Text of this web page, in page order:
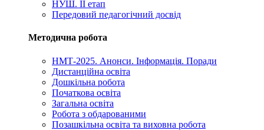
НУШ. ІІ етап
Передовий педагогічний досвід
Методична робота
НМТ-2025. Анонси. Інформація. Поради
Дистанційна освіта
Дошкільна робота
Початкова освіта
Загальна освіта
Робота з обдарованими
Позашкільна освіта та виховна робота